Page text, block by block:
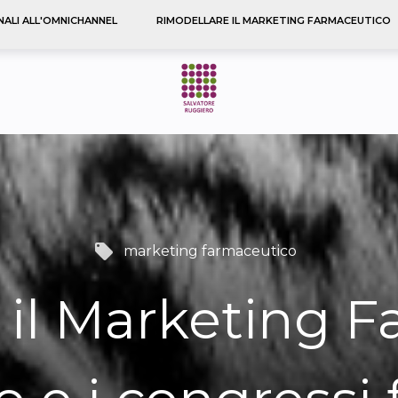
ALL'OMNICHANNEL RIMODELLARE IL MARKETING FARMACEUTICO
local_offer marketing farmaceutico
Marketing